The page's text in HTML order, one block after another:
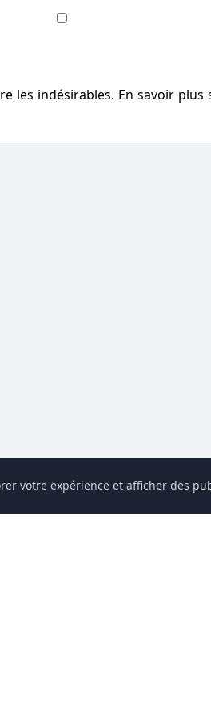
les indésirables. En savoir plus
votre expérience et afficher des